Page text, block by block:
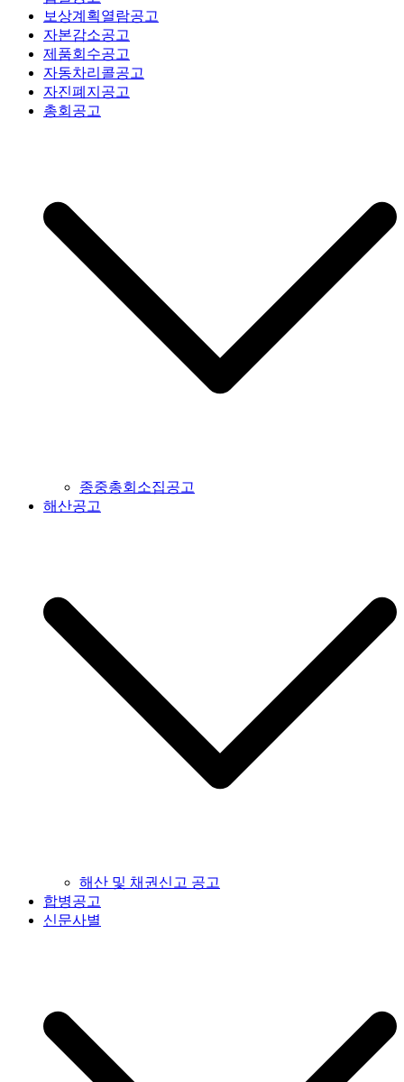
보상계획열람공고
자본감소공고
제품회수공고
자동차리콜공고
자진폐지공고
총회공고
종중총회소집공고
해산공고
해산 및 채권신고 공고
합병공고
신문사별